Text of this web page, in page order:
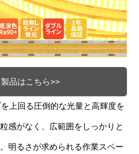
製品はこちら>>
上回る圧倒的な光量と高輝度を
感がなく、広範囲をしっかりと
明るさが求められる作業スペー